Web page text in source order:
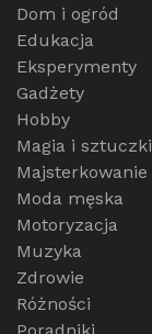
Dom i ogród
Edukacja
Eksperymenty
Gadżety
Hobby
Magia i sztuczki
Majsterkowanie
Moda męska
Motoryzacja
Muzyka
Zdrowie
Różności